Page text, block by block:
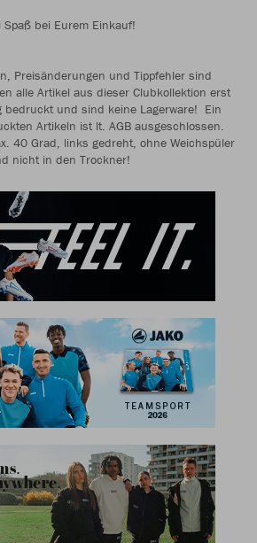
Spaß bei Eurem Einkauf!
Preisänderungen und Tippfehler sind
alle Artikel aus dieser Clubkollektion erst
bedruckt und sind keine Lagerware! Ein
Artikeln ist lt. AGB ausgeschlossen.
40 Grad, links gedreht, ohne Weichspüler
nicht in den Trockner!